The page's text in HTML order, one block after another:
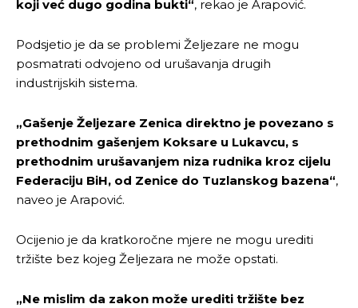
koji već dugo godina bukti“, rekao je Arapović.
Podsjetio je da se problemi Željezare ne mogu
posmatrati odvojeno od urušavanja drugih
industrijskih sistema.
„Gašenje Željezare Zenica direktno je povezano s
prethodnim gašenjem Koksare u Lukavcu, s
prethodnim urušavanjem niza rudnika kroz cijelu
Federaciju BiH, od Zenice do Tuzlanskog bazena“,
naveo je Arapović.
Ocijenio je da kratkoročne mjere ne mogu urediti
tržište bez kojeg Željezara ne može opstati.
„Ne mislim da zakon može urediti tržište bez